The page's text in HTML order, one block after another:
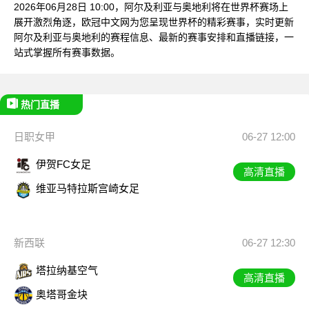
2026年06月28日 10:00，阿尔及利亚与奥地利将在世界杯赛场上
展开激烈角逐，欧冠中文网为您呈现世界杯的精彩赛事，实时更新
阿尔及利亚与奥地利的赛程信息、最新的赛事安排和直播链接，一
站式掌握所有赛事数据。
热门直播
日职女甲 06-27 12:00
伊贺FC女足
维亚马特拉斯宫崎女足
高清直播
新西联 06-27 12:30
塔拉纳基空气
奥塔哥金块
高清直播